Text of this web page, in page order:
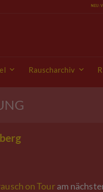
NEU:
Rauscharchiv
on Touram